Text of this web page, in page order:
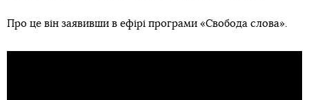
Про це він заявивши в ефірі програми «Свобода слова».